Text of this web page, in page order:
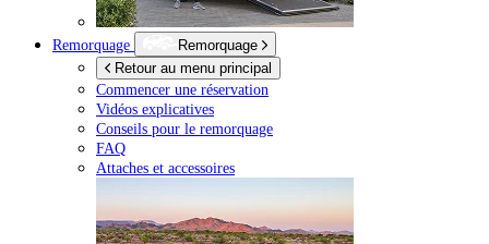
Remorquage
Remorquage
Retour au menu principal
Commencer une réservation
Vidéos explicatives
Conseils pour le remorquage
FAQ
Attaches et accessoires